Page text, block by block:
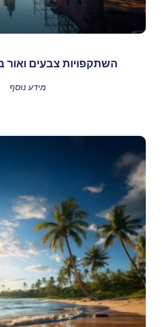
השתקפויות צבעים ואור
מידע נוסף